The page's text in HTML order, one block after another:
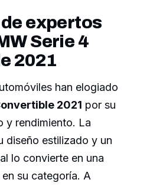
expertos
Serie 4
2021
han elogiado
2021 por su
y rendimiento. La
diseño estilizado y un
lo convierte en una
su categoría. A